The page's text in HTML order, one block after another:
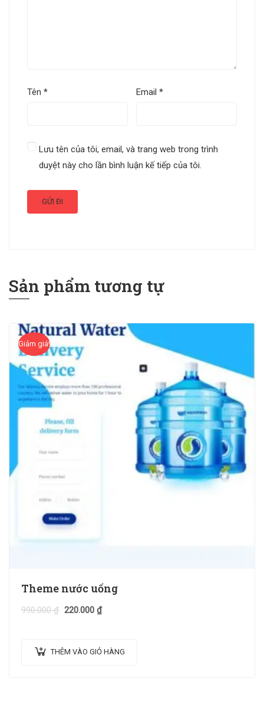
Tên * Email*
Lưu tên của tôi, email, và trang web trong trình
duyệt này cho lần bình luận kế tiếp của tôi.
Sản phẩm tương tự
Giảm giá!
Theme nước uống
990.000₫ 220.000 ₫
THÊM VÀO GIỎ HÀNG